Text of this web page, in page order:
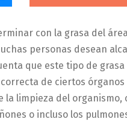
con la grasa del
personas desean
que este tipo de
de ciertos
la limpieza del organismo,
o incluso los